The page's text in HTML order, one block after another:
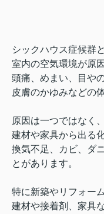
シックハウス症候群と
室内の空気環境が原因
頭痛、めまい、目や
皮膚のかゆみなどの
原因は一つではなく、
建材や家具から出る
換気不足、カビ、ダ
とがあります。
特に新築やリフォー
建材や接着剤、家具